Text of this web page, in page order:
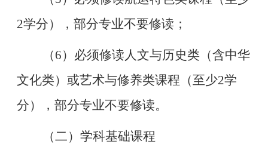
2学分），部分专业不要修读；
（6）必须修读人文与历史类（含中华
文化类）或艺术与修养类课程（至少2学
分），部分专业不要修读。
（二）学科基础课程